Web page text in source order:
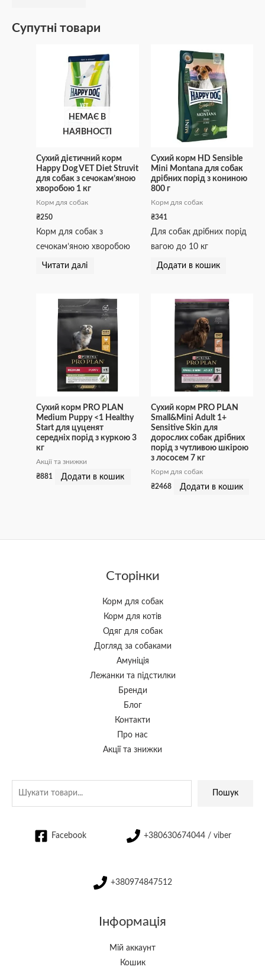
Супутні товари
НЕМАЄ В
НАЯВНОСТІ
Сухий дієтичний корм
Happy Dog VET Diet Struvit
для собак з сечокам’яною
хворобою 1 кг
Корм для собак
₴250
Корм для собак з
сечокам’яною хворобою
Читати далі
Сухий корм HD Sensible
Mini Montana для собак
дрібних порід з кониною
800 г
Корм для собак
₴341
Для собак дрібних порід
вагою до 10 кг
Додати в кошик
Сухий корм PRO PLAN
Medium Puppy <1 Healthy
Start для цуценят
середніх порід з куркою 3
кг
Акції та знижки
₴881 Додати в кошик
Сухий корм PRO PLAN
Small&Mini Adult 1+
Sensitive Skin для
дорослих собак дрібних
порід з чутливою шкірою
з лососем 7 кг
Корм для собак
₴2468 Додати в кошик
Сторінки
Корм для собак
Корм для котів
Одяг для собак
Догляд за собаками
Амуніція
Лежанки та підстилки
Бренди
Блог
Контакти
Про нас
Акції та знижки
Пошук
Facebook +380630674044 / viber
+380974847512
Інформація
Мій аккаунт
Кошик